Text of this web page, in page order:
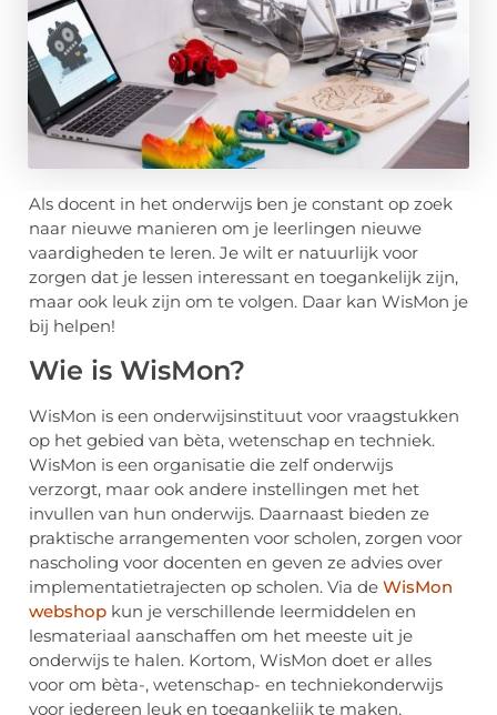
Als docent in het onderwijs ben je constant op zoek
naar nieuwe manieren om je leerlingen nieuwe
vaardigheden te leren. Je wilt er natuurlijk voor
zorgen dat je lessen interessant en toegankelijk zijn,
maar ook leuk zijn om te volgen. Daar kan WisMon je
bij helpen!
Wie is WisMon?
WisMon is een onderwijsinstituut voor vraagstukken
op het gebied van bèta, wetenschap en techniek.
WisMon is een organisatie die zelf onderwijs
verzorgt, maar ook andere instellingen met het
invullen van hun onderwijs. Daarnaast bieden ze
praktische arrangementen voor scholen, zorgen voor
nascholing voor docenten en geven ze advies over
implementatietrajecten op scholen. Via de WisMon
webshop kun je verschillende leermiddelen en
lesmateriaal aanschaffen om het meeste uit je
onderwijs te halen. Kortom, WisMon doet er alles
voor om bèta-, wetenschap- en techniekonderwijs
voor iedereen leuk en toegankelijk te maken.